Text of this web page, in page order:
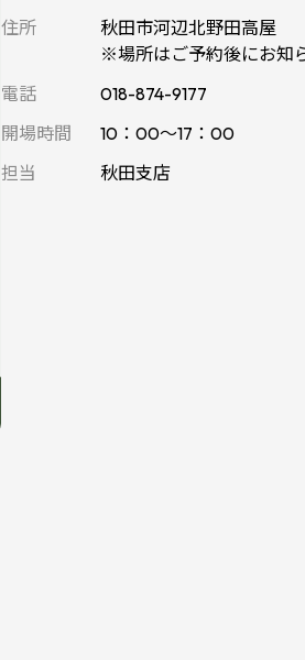
住所
秋田市河辺北野田高屋
※場所はご予約後にお知
電話
018-874-9177
開場時間
10：00～17：00
担当
秋田支店